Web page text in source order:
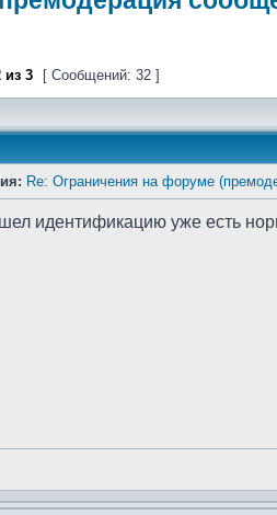
из 3 [ Сообщений: 32 ]
Re: Ограничения на форуме
идентификацию уже есть